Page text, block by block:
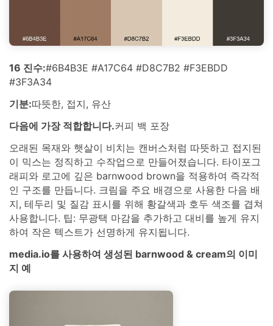
16 진수:#6B4B3E #A17C64 #D8C7B2 #F3EBDD
#3F3A34
기분:따뜻한, 접지, 유산
다음에 가장 적합합니다.커피 백 포장
오래된 목재와 햇살이 비치는 캔버스처럼 따뜻하고 접지된
이 믹스는 정직하고 수작업으로 만들어졌습니다. 타이포그
래피와 로고에 깊은 barnwood brown을 적용하여 즉각적
인 구조를 만듭니다. 크림을 주요 배경으로 사용한 다음 배
지, 테두리 및 질감 표시를 위해 황갈색과 호두 색조를 겹쳐
사용합니다. 팁: 무광택 마감을 추가하고 대비를 높게 유지
하여 작은 텍스트가 선명하게 유지됩니다.
media.io를 사용하여 생성된 barnwood & cream의 이미
지 예